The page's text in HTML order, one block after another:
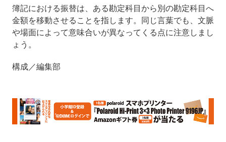
簿記における振替は、ある勘定科目から別の勘定科目へ
金額を移動させることを指します。同じ言葉でも、文脈
や場面によって意味合いが異なってくる点に注意しまし
ょう。
構成／編集部